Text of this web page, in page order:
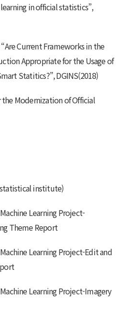
in official statistics”,
Current Frameworks in the
Appropriate for the Usage of
Statitics?”, DGINS(2018)
Modernization of Official
institute)
Learning Project-
Theme Report
Machine Learning Project-Edit and
Learning Project-Imagery